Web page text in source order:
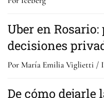
Uber en
decisiones
Por María Emilia Viglietti /
De cómo dejarle